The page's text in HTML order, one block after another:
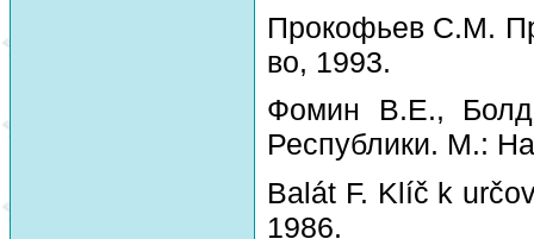
Прокофьев С.М.
во, 1993.
Фомин В.Е., Болд
Республики. М.:
Balát F. Klíč k
1986.